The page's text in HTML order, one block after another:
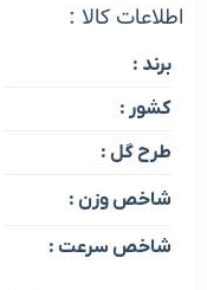
اطلاعات کالا :
برند :
کشور :
طرح گل :
شاخص وزن :
شاخص سرعت :